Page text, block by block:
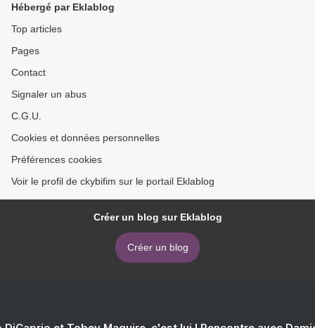
Hébergé par Eklablog
Top articles
Pages
Contact
Signaler un abus
C.G.U.
Cookies et données personnelles
Préférences cookies
Voir le profil de ckybifim sur le portail Eklablog
Créer un blog sur Eklablog
Créer un blog